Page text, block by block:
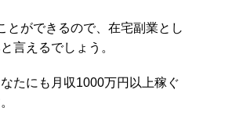
とができるので、在宅副業とし
言えるでしょう。
たにも月収1000万円以上稼ぐ